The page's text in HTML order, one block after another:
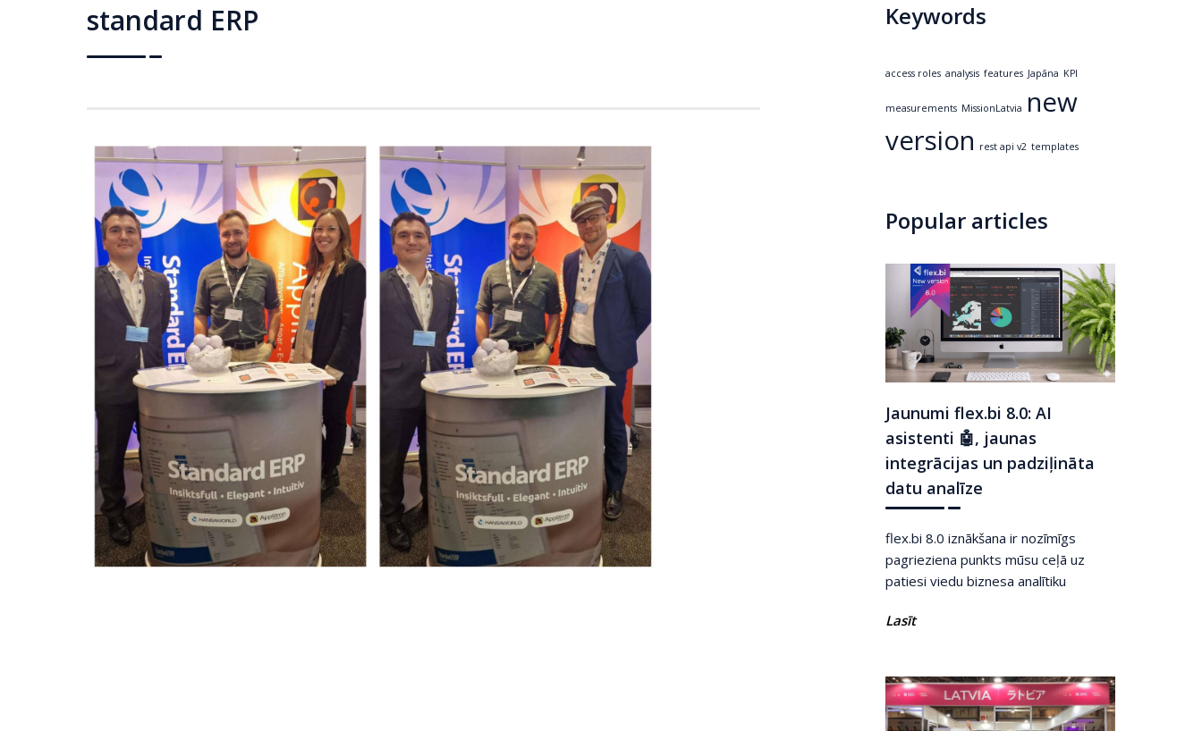
standard ERP Keywords
access roles analysis features Japāna KPI
measurements MissionLatvia new
version rest api v2 templates
Popular articles
Jaunumi flex.bi 8.0: AI
asistenti 🤖, jaunas
integrācijas un padziļināta
datu analīze
flex.bi 8.0 iznākšana ir nozīmīgs
pagrieziena punkts mūsu ceļā uz
patiesi viedu biznesa analītiku
Lasīt